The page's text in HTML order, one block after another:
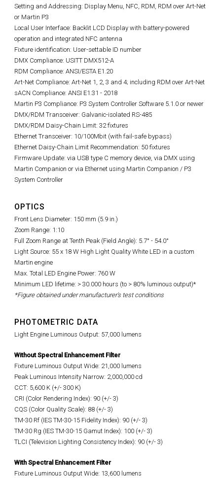
Setting and Addressing: Display Menu, NFC, RDM, RDM over Art-Net
or Martin P3
Local User Interface: Backlit LCD Display with battery-powered
operation and integrated NFC antenna
Fixture identification: User-settable ID number
DMX Compliance: USITT DMX512-A
RDM Compliance: ANSI/ESTA E1.20
Art-Net Compliance: Art-Net 1, 2, 3 and 4; including RDM over Art-Net
sACN Compliance: ANSI E1.31 - 2018
Martin P3 Compliance: P3 System Controller Software 5.1.0 or newer
DMX/RDM Transceiver: Galvanic-isolated RS-485
DMX/RDM Daisy-Chain Limit: 32 fixtures
Ethernet Transceiver: 10/100Mbit (with fail-safe bypass)
Ethernet Daisy-Chain Limit Recommendation: 50 fixtures
Firmware Update: via USB type C memory device, via DMX using
Martin Companion or via Ethernet using Martin Companion / P3
System Controller
OPTICS
Front Lens Diameter: 150 mm (5.9 in.)
Zoom Range: 1:10
Full Zoom Range at Tenth Peak (Field Angle): 5.7° - 54.0°
Light Source: 55 x 18 W High Light Quality White LED in a custom
Martin engine
Max. Total LED Engine Power: 760 W
Minimum LED lifetime: > 30.000 hours (to > 80% luminous output)*
*Figure obtained under manufacturer's test conditions
PHOTOMETRIC DATA
Light Engine Luminous Output: 57,000 lumens
Without Spectral Enhancement Filter
Fixture Luminous Output Wide: 21,000 lumens
Peak Luminous Intensity Narrow: 2,000,000 cd
CCT: 5,600 K (+/- 300 K)
CRI (Color Rendering Index): 90 (+/- 3)
CQS (Color Quality Scale): 88 (+/- 3)
TM-30 Rf (IES TM-30-15 Fidelity Index): 90 (+/- 3)
TM-30 Rg (IES TM-30-15 Gamut Index): 100 (+/- 3)
TLCI (Television Lighting Consistency Index): 90 (+/- 3)
With Spectral Enhancement Filter
Fixture Luminous Output Wide: 13,600 lumens